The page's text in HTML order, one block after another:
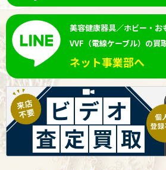
美容健康器具／ホビー・お
VVF（電線ケーブル）の買
ネット事業部へ